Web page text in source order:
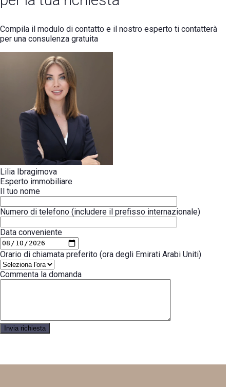
Compila il modulo di contatto e il nostro esperto ti contatterà
per una consulenza gratuita
Lilia Ibragimova
Esperto immobiliare
Il tuo nome
Numero di telefono (includere il prefisso internazionale)
Data conveniente
Orario di chiamata preferito (ora degli Emirati Arabi Uniti)
Commenta la domanda